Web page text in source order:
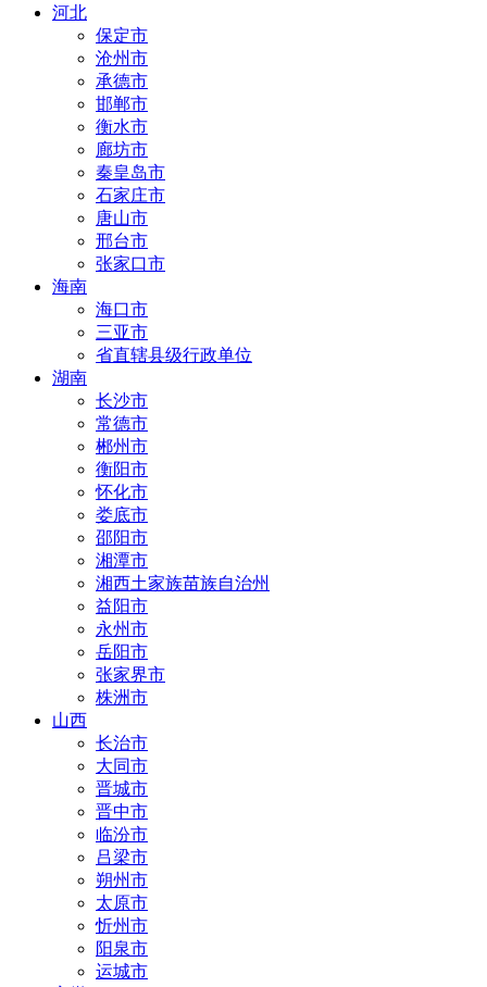
河北
保定市
沧州市
承德市
邯郸市
衡水市
廊坊市
秦皇岛市
石家庄市
唐山市
邢台市
张家口市
海南
海口市
三亚市
省直辖县级行政单位
湖南
长沙市
常德市
郴州市
衡阳市
怀化市
娄底市
邵阳市
湘潭市
湘西土家族苗族自治州
益阳市
永州市
岳阳市
张家界市
株洲市
山西
长治市
大同市
晋城市
晋中市
临汾市
吕梁市
朔州市
太原市
忻州市
阳泉市
运城市